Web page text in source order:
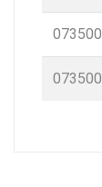
073500
073500